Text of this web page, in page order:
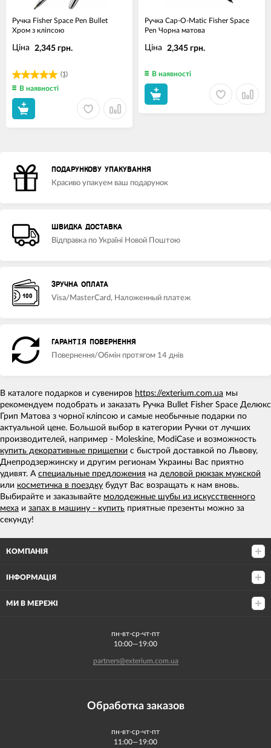
Ручка Fisher Space Pen Bullet
Хром з кліпсою
(1)
Ціна 2,345 грн.
В наявності
Ручка Cap-O-Matic Fisher Space
Pen Чорна матова
Ціна 2,345 грн.
В наявності
ПОДАРУНКОВУ УПАКУВАННЯ
Красиво упакуем ваш подарунок
ШВИДКА ДОСТАВКА
Відправка по Україні Новой Поштою
ЗРУЧНА ОПЛАТА
Visa/MasterCard, Наложенный платеж
ГАРАНТІЯ ПОВЕРНЕННЯ
Повернення/Обмін протягом 14 днів
В каталоге подарков и сувениров https://exterium.com.ua мы
рекомендуем подобрать и заказать Ручка Bullet Fisher Space Делюкс
Грип Матова з чорної кліпсою и самые необычные подарки по
актуальной цене. Большой выбор в категории Ручки от лучших
производителей, например - Moleskine, ModiCase и возможность
купить декоративные прищепки с быстрой доставкой по Львову,
Днепродзержинску и другим регионам Украины Вас приятно
удивят. А специальные предложения на деловой рюкзак мужской
или косметичка в поездку будут Вас возращать к нам вновь.
Выбирайте и заказывайте молодежные шубы из искусственного
меха и запах в машину - купить приятные презенты можно за
секунду!
КОМПАНІЯ
ІНФОРМАЦІЯ
МИ В МЕРЕЖІ
пн-вт-ср-чт-пт
10:00—19:00
partners@exterium.com.ua
Обработка заказов
пн-вт-ср-чт-пт
11:00—19:00